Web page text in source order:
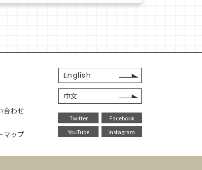
合わせ
マップ
English
中文
Twitter
Facebook
YouTube
Instagram